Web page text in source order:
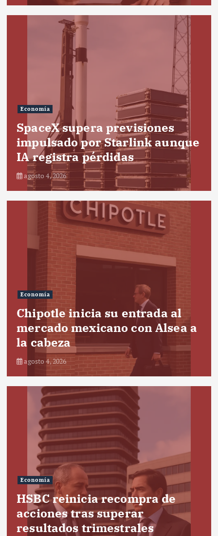
Economía
SpaceX supera previsiones
impulsado por Starlink aunque
IA registra pérdidas
agosto 4, 2026
Economía
Chipotle inicia su entrada al
mercado mexicano con Alsea a
la cabeza
agosto 4, 2026
Economía
HSBC reinicia recompra de
acciones tras superar
resultados trimestrales